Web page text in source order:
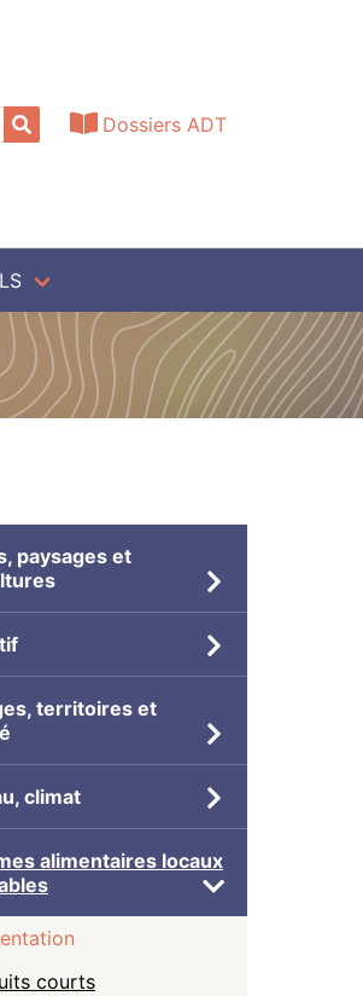
Dossiers ADT
paysages et
territoires et
climat
alimentaires locaux
courts